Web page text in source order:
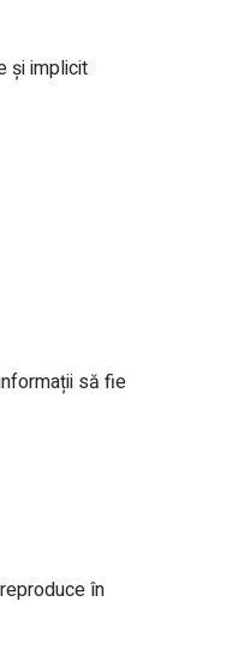
și implicit
să fie
în